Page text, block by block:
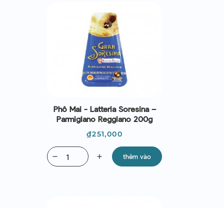
Phô Mai - Latteria Soresina –
Parmigiano Reggiano 200g
Giá
₫251,000
add
remove thêm vào